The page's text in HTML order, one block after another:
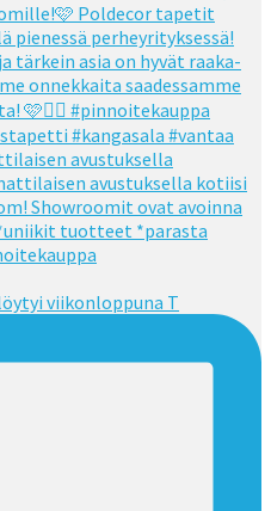
avustuksella
viikonloppuna T